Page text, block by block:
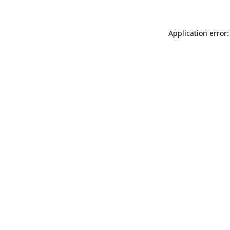
Application